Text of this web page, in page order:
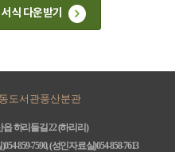
식 다운받기
도서관풍산분관
읍 하리들길 22 (하리리)
859-7590, (성인자료실)054-858-7613